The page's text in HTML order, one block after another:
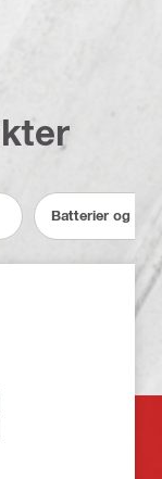
Batterier og